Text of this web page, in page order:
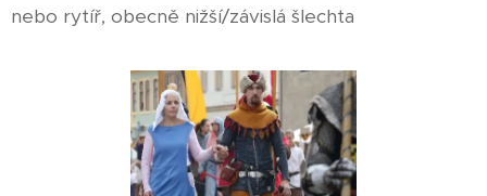
nebo rytíř, obecně nižší/závislá šlechta